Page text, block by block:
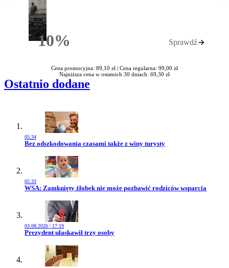
10%Rabatu Sprawdź
Cena promocyjna: 89,10 zł | Cena regularna: 99,00 zł
Najniższa cena w ostatnich 30 dniach: 69,30 zł
Ostatnio dodane
05:34
Przejdź do artykułu:
Bez odszkodowania czasami także z winy turysty
05:33
Przejdź do artykułu:
WSA: Zamknięty żłobek nie może pozbawić rodziców wsparcia
03.08.2026 | 17:19
Przejdź do artykułu:
Prezydent ułaskawił trzy osoby